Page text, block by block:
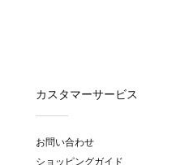
カスタマーサービス
お問い合わせ
ショッピングガイド